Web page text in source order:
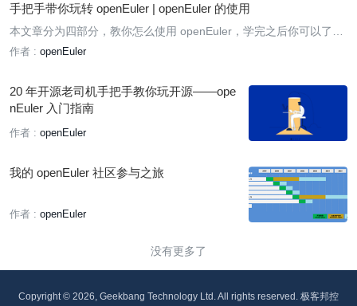
手把手带你玩转 openEuler | openEuler 的使用
本文章分为四部分，教你怎么使用 openEuler，学完之后你可以了解
到 openEuler 的基本配置、软件包的使用、基本语法以及服务搭建：
作者 : openEuler
20 年开源老司机手把手教你玩开源——ope
nEuler 入门指南
作者 : openEuler
我的 openEuler 社区参与之旅
作者 : openEuler
没有更多了
Copyright © 2026, Geekbang Technology Ltd. All rights reserved. 极客邦控